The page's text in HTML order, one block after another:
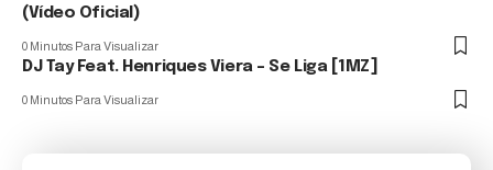
(Vídeo Oficial)
0 Minutos Para Visualizar
DJ Tay Feat. Henriques Viera – Se Liga [1MZ]
0 Minutos Para Visualizar